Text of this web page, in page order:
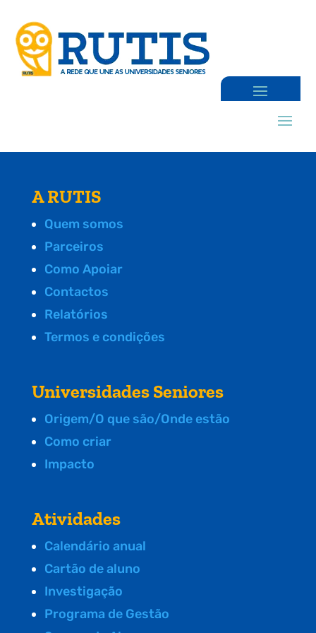
A RUTIS
Quem somos
Parceiros
Como Apoiar
Contactos
Relatórios
Termos e condições
Universidades Seniores
Origem/O que são/Onde estão
Como criar
Impacto
Atividades
Calendário anual
Cartão de aluno
Investigação
Programa de Gestão